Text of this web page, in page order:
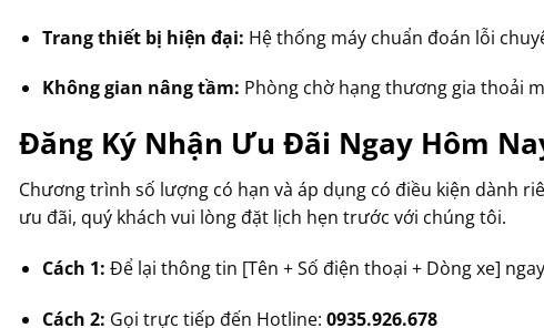
Trang thiết bị hiện đại: Hệ thống máy chuẩn đoán lỗi
Không gian nâng tầm: Phòng chờ hạng thương gia thoải
Đăng Ký Nhận Ưu Đãi Ngay Hôm
Chương trình số lượng có hạn và áp dụng có điều kiện dành
ưu đãi, quý khách vui lòng đặt lịch hẹn trước với chúng tôi.
Cách 1: Để lại thông tin [Tên + Số điện thoại + Dòng xe]
Cách 2: Gọi trực tiếp đến Hotline: 0935.926.678